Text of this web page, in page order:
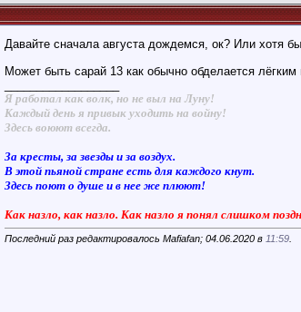
Давайте сначала августа дождемся, ок? Или хотя
Может быть сарай 13 как обычно обделается
Я работал как волк, но не выл на Луну!
Каждый день я привык уходить на войну!
Здесь воюют всегда.
За кресты, за звезды и за воздух.
В этой пьяной стране есть для каждого кнут.
Здесь поют о душе и в нее же плюют!
Как назло, как назло. Как назло я понял слишком
Последний раз редактировалось Mafiafan; 04.06.2020 в 11:59